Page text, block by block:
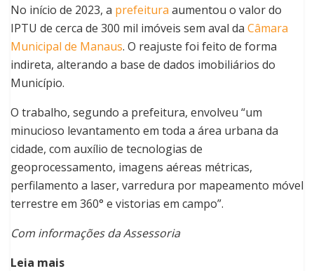
No início de 2023, a prefeitura aumentou o valor do
IPTU de cerca de 300 mil imóveis sem aval da Câmara
Municipal de Manaus. O reajuste foi feito de forma
indireta, alterando a base de dados imobiliários do
Município.
O trabalho, segundo a prefeitura, envolveu “um
minucioso levantamento em toda a área urbana da
cidade, com auxílio de tecnologias de
geoprocessamento, imagens aéreas métricas,
perfilamento a laser, varredura por mapeamento móvel
terrestre em 360° e vistorias em campo”.
Com informações da Assessoria
Leia mais